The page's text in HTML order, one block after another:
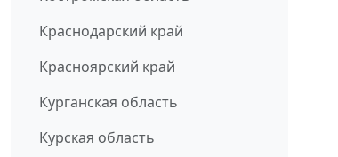
Краснодарский край
Красноярский край
Курганская область
Курская область